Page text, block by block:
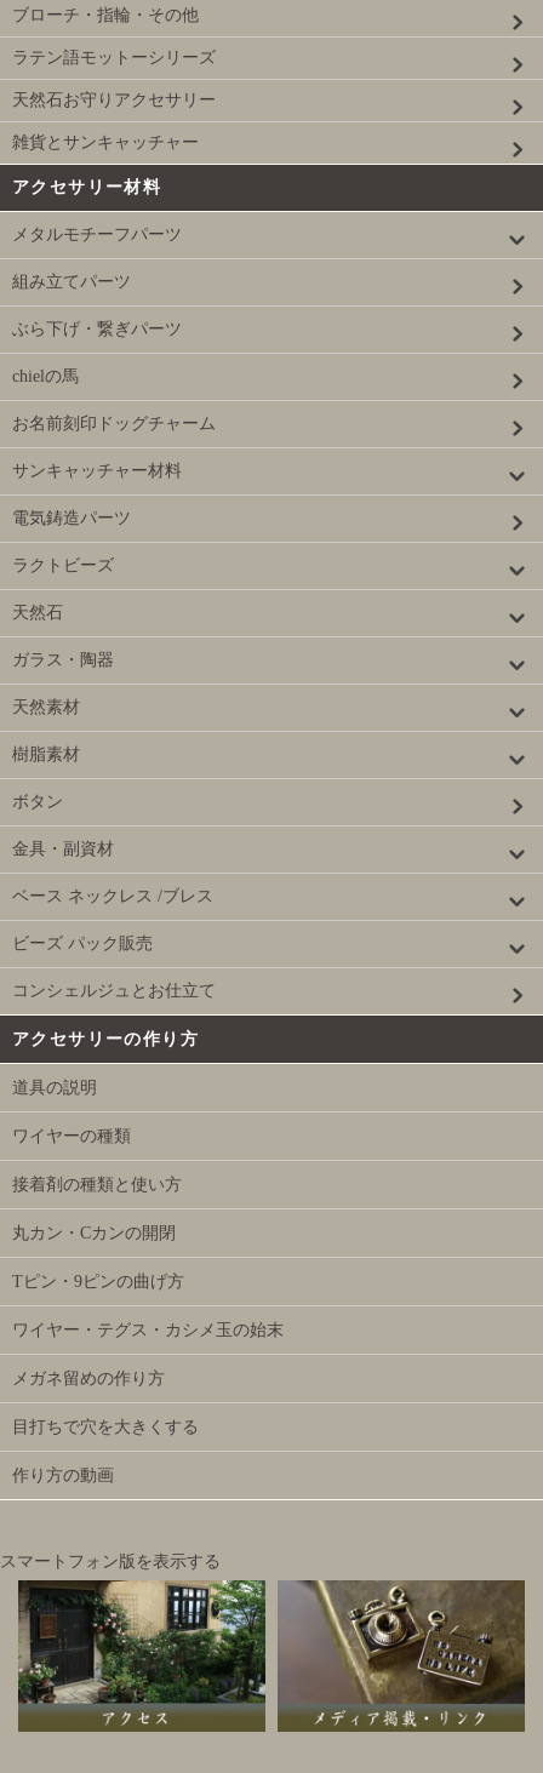
ブローチ・指輪・その他
ラテン語モットーシリーズ
天然石お守りアクセサリー
雑貨とサンキャッチャー
アクセサリー材料
メタルモチーフパーツ
組み立てパーツ
ぶら下げ・繋ぎパーツ
chielの馬
お名前刻印ドッグチャーム
サンキャッチャー材料
電気鋳造パーツ
ラクトビーズ
天然石
ガラス・陶器
天然素材
樹脂素材
ボタン
金具・副資材
ベース ネックレス /ブレス
ビーズ パック販売
コンシェルジュとお仕立て
アクセサリーの作り方
道具の説明
ワイヤーの種類
接着剤の種類と使い方
丸カン・Cカンの開閉
Tピン・9ピンの曲げ方
ワイヤー・テグス・カシメ玉の始末
メガネ留めの作り方
目打ちで穴を大きくする
作り方の動画
スマートフォン版を表示する